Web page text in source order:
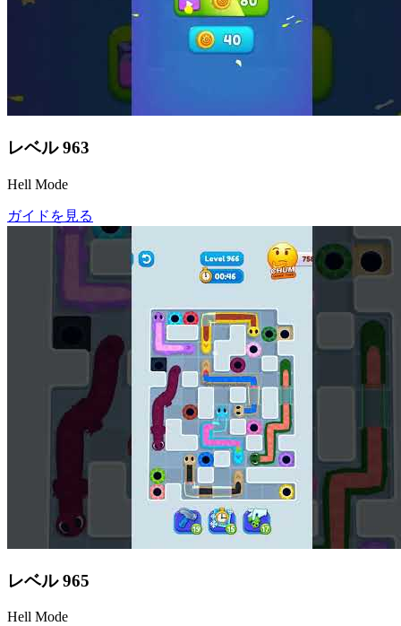
レベル 963
Hell Mode
ガイドを見る
レベル 965
Hell Mode